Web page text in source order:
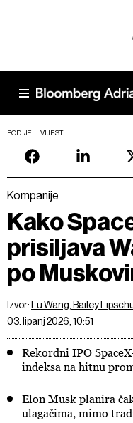
PODIJELI VIJEST
Kompanije
Kako
prisiljava
po
Izvor:
Lu Wang, Bailey
03. lipanj 2026, 10:51
Rekordni IPO
indeksa na hitnu
Elon Musk planira
ulagačima, mimo